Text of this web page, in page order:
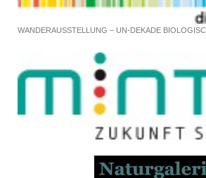
WANDERAUSSTELLUNG – UN-DEKADE